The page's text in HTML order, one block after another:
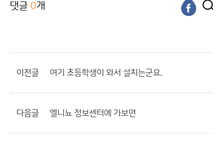
댓글 0개
이전글 여기 초등학생이 와서 설치는군요.
다음글 엘니뇨 정보센터에 가보면